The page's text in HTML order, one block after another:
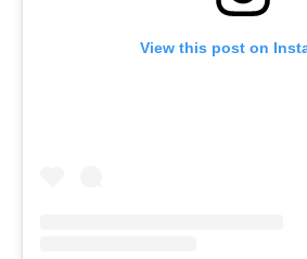
View this post on